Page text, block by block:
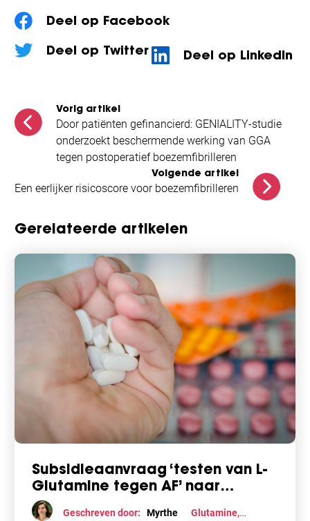
Deel op Facebook
Deel op Twitter
Deel op LinkedIn
Vorig artikel
Door patiënten gefinancierd: GENIALITY-studie
onderzoekt beschermende werking van GGA
tegen postoperatief boezemfibrilleren
Volgende artikel
Een eerlijker risicoscore voor boezemfibrilleren
Gerelateerde artikelen
Subsidieaanvraag ‘testen van L-
Glutamine tegen AF’ naar
laatste ronde
Geschreven door: Myrthe Glutamine,